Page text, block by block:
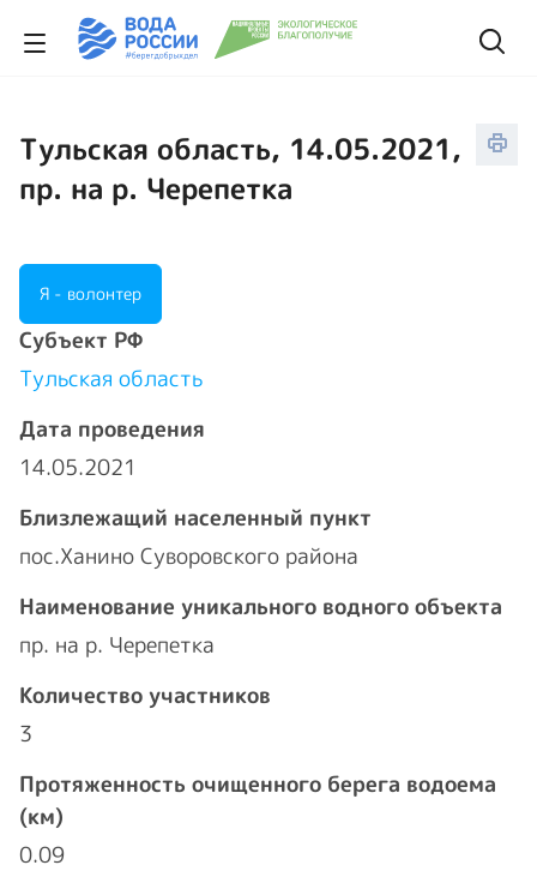
Тульская область, 14.05.2021,
пр. на р. Черепетка
Я - волонтер
Cубъект РФ
Тульская область
Дата проведения
14.05.2021
Близлежащий населенный пункт
пос.Ханино Суворовского района
Наименование уникального водного объекта
пр. на р. Черепетка
Количество участников
3
Протяженность очищенного берега водоема
(км)
0.09